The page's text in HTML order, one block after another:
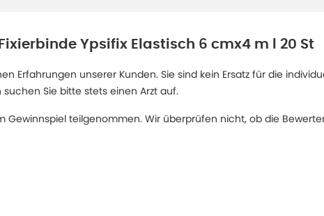
Fixierbinde Ypsifix Elastisch 6 cmx4 m l 20 St
Erfahrungen unserer Kunden. Sie sind kein Ersatz für die
Sie bitte stets einen Arzt auf.
teilgenommen. Wir überprüfen nicht, ob die